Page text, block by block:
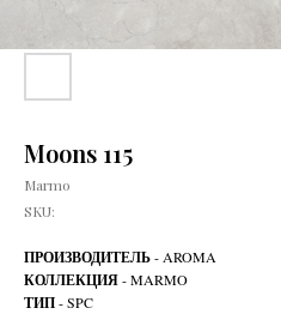
Moons 115
Marmo
SKU:
ПРОИЗВОДИТЕЛЬ- AROMA
КОЛЛЕКЦИЯ- MARMO
ТИП- SPC